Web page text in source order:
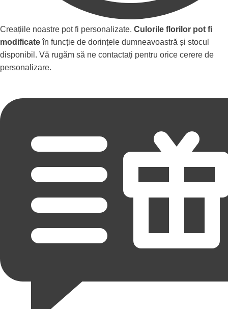
Creațiile noastre pot fi personalizate. Culorile florilor pot fi
modificateîn funcție de dorințele dumneavoastră și stocul
disponibil. Vă rugăm să ne contactați pentru orice cerere de
personalizare.